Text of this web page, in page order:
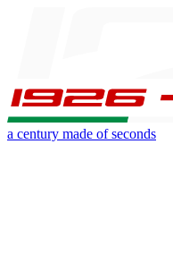
a century made of seconds